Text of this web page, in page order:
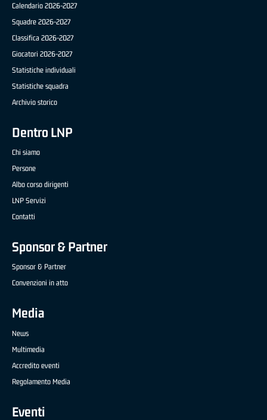
Calendario 2026-2027
Squadre 2026-2027
Classifica 2026-2027
Giocatori 2026-2027
Statistiche individuali
Statistiche squadra
Archivio storico
Dentro LNP
Chi siamo
Persone
Albo corso dirigenti
LNP Servizi
Contatti
Sponsor & Partner
Sponsor & Partner
Convenzioni in atto
Media
News
Multimedia
Accredito eventi
Regolamento Media
Eventi